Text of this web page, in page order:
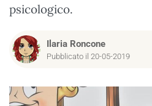
psicologico.
Ilaria Roncone
Pubblicato il 20-05-2019